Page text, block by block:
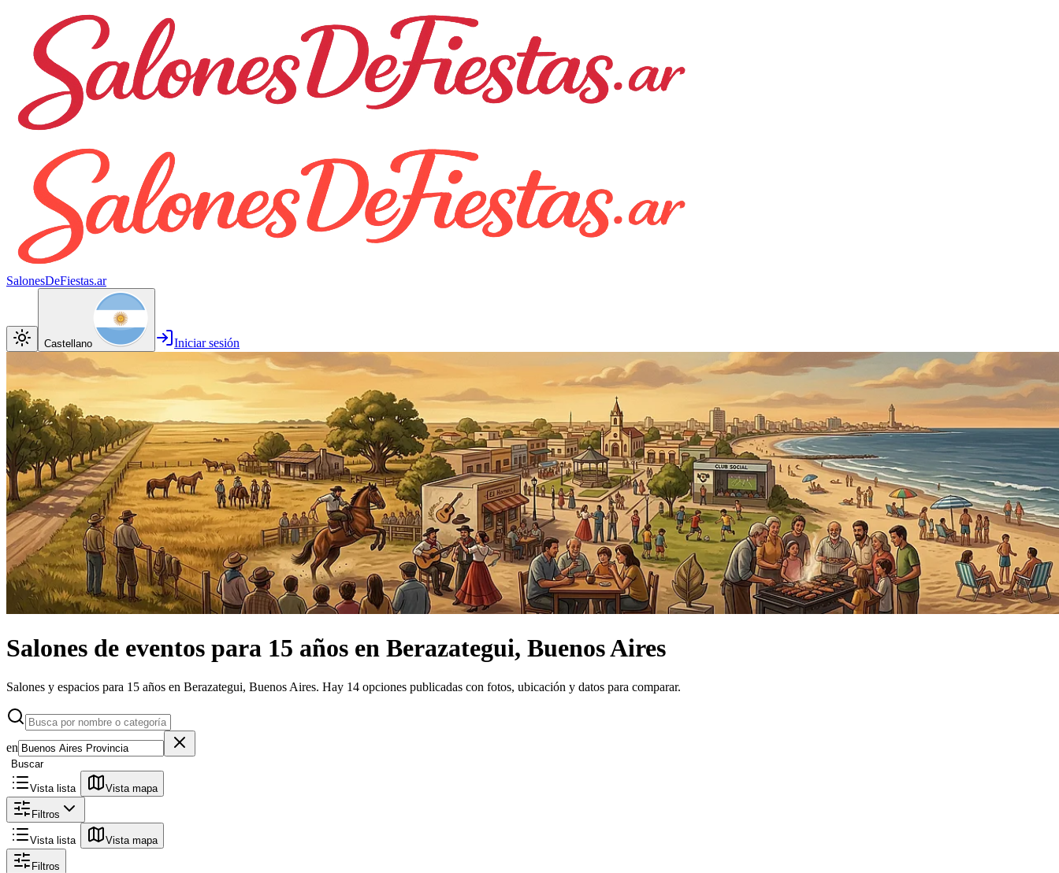
SalonesDeFiestas.ar
Castellano Iniciar sesión
Salones de eventos para 15 años en Berazategui, Buenos Aires
Salones y espacios para 15 años en Berazategui, Buenos Aires. Hay 14 opciones publicadas con fotos, ubicación y datos para comparar.
en
Buscar
Vista lista Vista mapa
Filtros
Vista lista Vista mapa
Filtros